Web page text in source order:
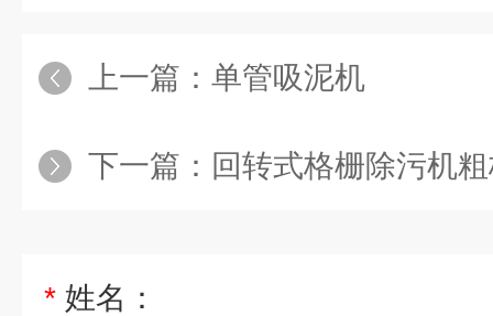
上一篇： 单管吸泥机
下一篇： 回转式格栅除污机
* 姓名：